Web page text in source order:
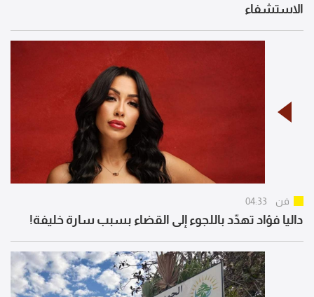
الاستشفاء
فن 04:33
داليا فؤاد تهدّد باللجوء إلى القضاء بسبب سارة خليفة!